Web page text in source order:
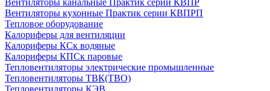
Вентиляторы канальные Практик серии КВПР
Вентиляторы кухонные Практик серии КВПРП
Тепловое оборудование
Калориферы для вентиляции
Калориферы КСк водяные
Калориферы КПСк паровые
Тепловентиляторы электрические промышленные
Тепловентиляторы ТВК(ТВО)
Тепловентиляторы КЭВ